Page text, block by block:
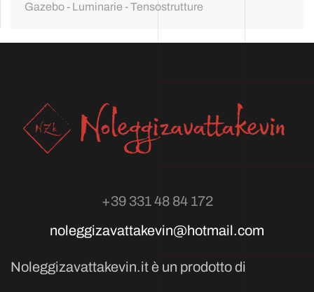
Gazebo - Luminarie - Tensostrutture
+39 331 48 84 172
noleggizavattakevin@hotmail.com
Noleggizavattakevin.it è un prodotto di